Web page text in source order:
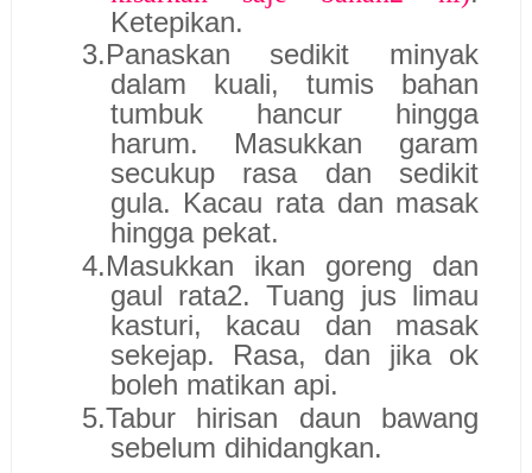
Ketepikan.
3.Panaskan sedikit minyak
dalam kuali, tumis bahan
tumbuk hancur hingga
harum. Masukkan garam
secukup rasa dan sedikit
gula. Kacau rata dan masak
hingga pekat.
4.Masukkan ikan goreng dan
gaul rata2. Tuang jus limau
kasturi, kacau dan masak
sekejap. Rasa, dan jika ok
boleh matikan api.
5.Tabur hirisan daun bawang
sebelum dihidangkan.